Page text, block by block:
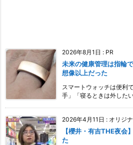
2026年8月1日 : PR
未来の健康管理は指輪
想像以上だった
スマートウォッチは便利
手」「寝るときは外した
2026年4月11日 : オリジ
【櫻井・有吉THE夜会
た